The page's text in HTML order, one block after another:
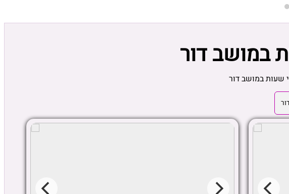
במושב דור
שעות במושב דור